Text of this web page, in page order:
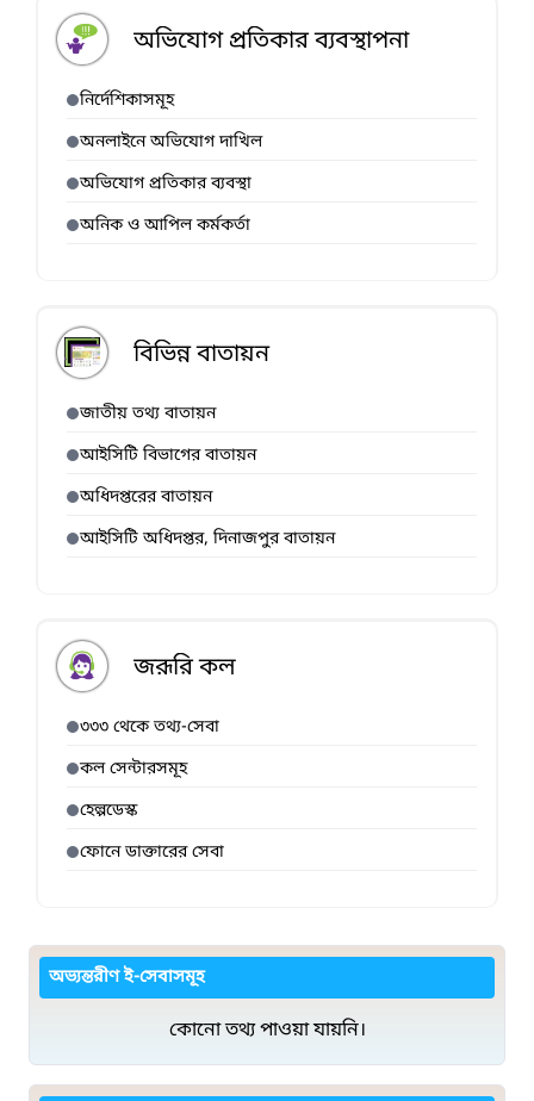
অভিযোগ প্রতিকার ব্যবস্থাপনা
নির্দেশিকাসমূহ
অনলাইনে অভিযোগ দাখিল
অভিযোগ প্রতিকার ব্যবস্থা
অনিক ও আপিল কর্মকর্তা
বিভিন্ন বাতায়ন
জাতীয় তথ্য বাতায়ন
আইসিটি বিভাগের বাতায়ন
অধিদপ্তরের বাতায়ন
আইসিটি অধিদপ্তর, দিনাজপুর বাতায়ন
জরূরি কল
৩৩৩ থেকে তথ্য-সেবা
কল সেন্টারসমূহ
হেল্পডেস্ক
ফোনে ডাক্তারের সেবা
অভ্যন্তরীণ ই-সেবাসমূহ
কোনো তথ্য পাওয়া যায়নি।